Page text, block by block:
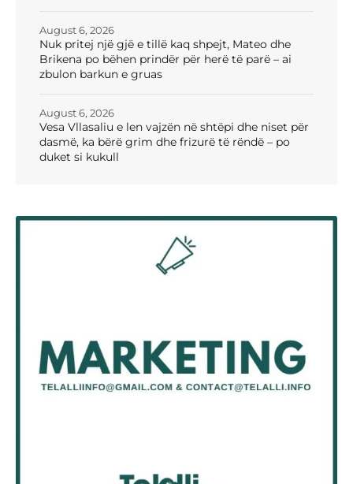
Nuk pritej një gjë e tillë kaq shpejt, Mateo dhe
Brikena po bëhen prindër për herë të parë – ai
zbulon barkun e gruas
August 6, 2026
Vesa Vllasaliu e len vajzën në shtëpi dhe niset për
dasmë, ka bërë grim dhe frizurë të rëndë – po
duket si kukull
August 6, 2026